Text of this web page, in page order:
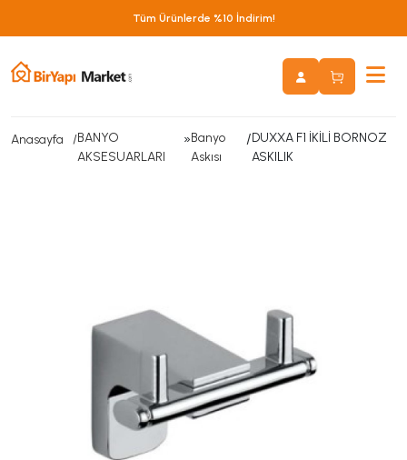
Tüm Ürünlerde %10 İndirim!
Anasayfa
BANYO
AKSESUARLARI
»Banyo
Askısı
/DUXXA F1 İKİLİ BORNOZ
ASKILIK